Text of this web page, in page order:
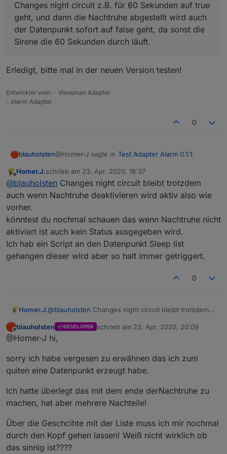
funktionieren.
Vielleicht könntest du ja noch etwas einbauen, wenn
bei Nachtruhe etwas ausgelöst hat und der Changes
night circuit z.B. für 60 Sekunden auf true geht, und
die 60 Sekunden durch läuft.
Changes night circuit z.B. für 60 Sekunden auf true
geht, und dann die Nachtruhe abgestellt wird auch
der Datenpunkt sofort auf false geht, da sonst die
Sirene die 60 Sekunden durch läuft.
Erledigt, bitte mal in der neuen Version testen!
Entwickler vom: - Viessman Adapter
- Alarm Adapter
0
blauholsten@Homer-J sagte in Test Adapter Alarm 0.1.1:
Vielleicht könntest du ja noch etwas
einbauen, wenn bei Nachtruhe etwas
ausgelöst hat und der Changes night circuit
die Nachtruhe abgestellt wird auch der
Datenpunkt sofort auf false geht, da sonst die
Sirene die 60 Sekunden durch läuft.
Erledigt, bitte mal in der neuen Version testen!
Offline
Homer.J.schrieb am 23. Apr. 2020, 19:37
zuletzt editiert von
@blauholsten Changes night circuit bleibt trotzdem
auch wenn Nachtruhe deaktivieren wird aktiv also wie
vorher.
könntest du nochmal schauen das wenn Nachtruhe nicht
aktiviert ist auch kein Status ausgegeben wird.
Ich hab ein Script an den Datenpunkt Sleep list
gehangen dieser wird aber so halt immer getriggert.
0
Homer.J.@blauholsten Changes night circuit bleibt trotzdem
wie vorher.
könntest du nochmal schauen das wenn Nachtruhe
Ich hab ein Script an den Datenpunkt Sleep list
gehangen dieser wird aber so halt immer getriggert.
Offline
blauholsten DEVELOPER schrieb am 23. Apr. 2020, 20:09
zuletzt editiert von
@Homer-J hi,
sorry ich habe vergesen zu erwähnen das ich zum
quiten eine Datenpunkt erzeugt habe.
Ich hatte überlegt das mit dem ende derNachtruhe zu
machen, hat aber mehrere Nachteile!
Über die Geschcihte mit der Liste muss ich mir nochmal
durch den Kopf gehen lassen! Weiß nicht wirklich ob
das sinnig ist????